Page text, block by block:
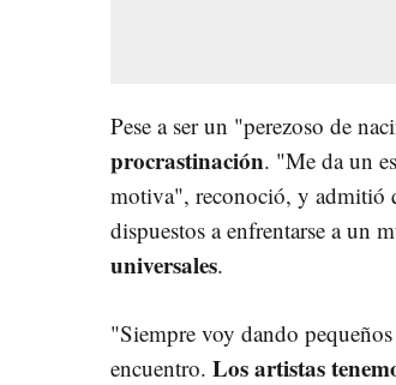
Pese a ser un "perezoso de
procrastinación. "Me da un
motiva", reconoció, y admitió
dispuestos a enfrentarse a un
universales.
"Siempre voy dando
encuentro. Los artistas